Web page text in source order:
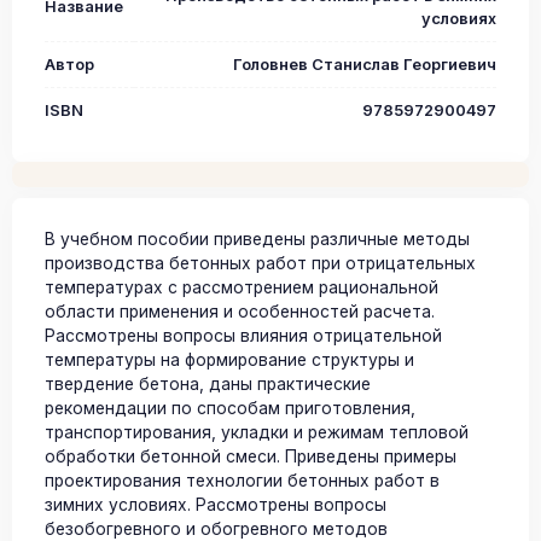
Название
условиях
Автор Головнев Станислав Георгиевич
ISBN 9785972900497
В учебном пособии приведены различные методы
производства бетонных работ при отрицательных
температурах с рассмотрением рациональной
области применения и особенностей расчета.
Рассмотрены вопросы влияния отрицательной
температуры на формирование структуры и
твердение бетона, даны практические
рекомендации по способам приготовления,
транспортирования, укладки и режимам тепловой
обработки бетонной смеси. Приведены примеры
проектирования технологии бетонных работ в
зимних условиях. Рассмотрены вопросы
безобогревного и обогревного методов